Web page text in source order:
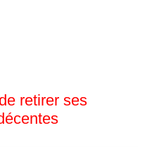
retirer ses